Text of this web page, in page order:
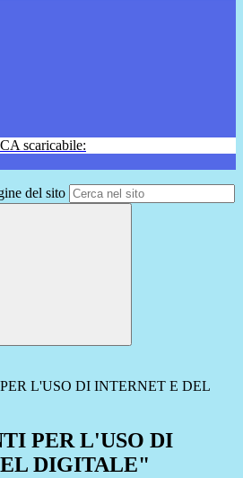
scaricabile:
del sito
L'USO DI INTERNET E DEL
PER L'USO DI
DIGITALE"